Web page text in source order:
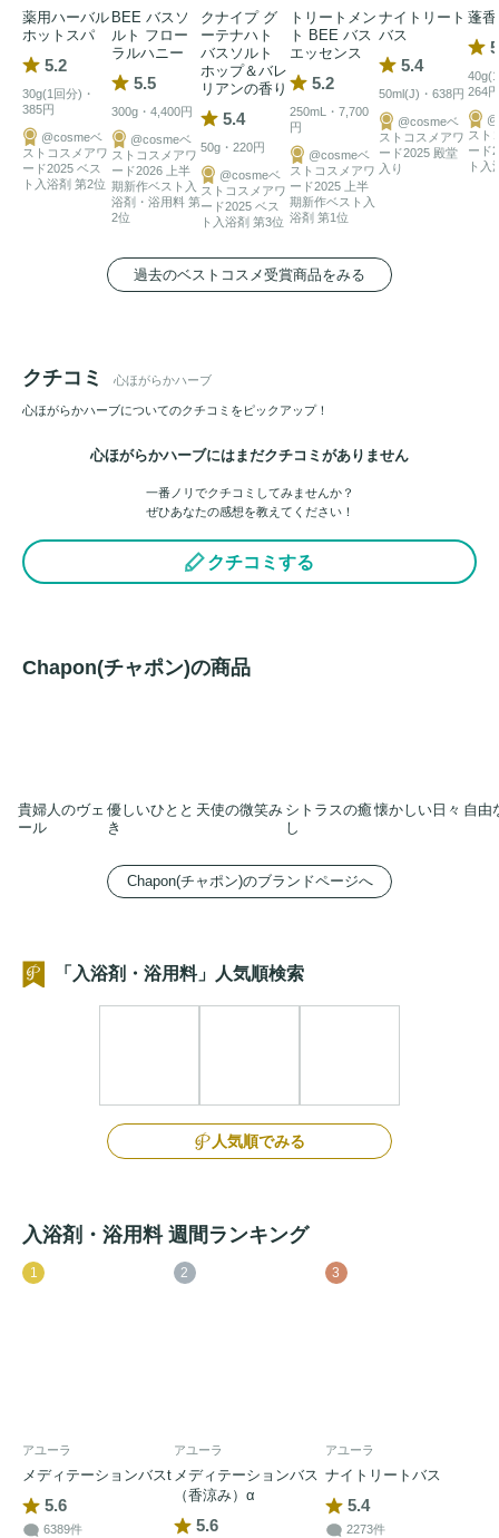
薬用ハーバル
ホットスパ
5.2
30g(1回分)・
385円
@cosmeベ
ストコスメアワ
ード2025 ベス
ト入浴剤 第2位
BEE バスソ
ルト フロー
ラルハニー
5.5
300g・4,400円
@cosmeベ
ストコスメアワ
ード2026 上半
期新作ベスト入
浴剤・浴用料 第
2位
クナイプ グ
ーテナハト
バスソルト
ホップ＆バレ
リアンの香り
5.4
50g・220円
@cosmeベ
ストコスメアワ
ード2025 ベス
ト入浴剤 第3位
トリートメン
ト BEE バス
エッセンス
5.2
250mL・7,700
円
@cosmeベ
ストコスメアワ
ード2025 上半
期新作ベスト入
浴剤 第1位
ナイトリート
バス
5.4
50ml(J)・638円
@cosmeベ
ストコスメアワ
ード2025 殿堂
入り
蓬
264円
スト
ード
ト入
過去のベストコスメ受賞商品をみる
クチコミ 心ほがらかハーブ
心ほがらかハーブについてのクチコミをピックアップ！
心ほがらかハーブにはまだクチコミがありません
一番ノリでクチコミしてみませんか？
ぜひあなたの感想を教えてください！
クチコミする
Chapon(チャポン)の商品
貴婦人のヴェ
ール
優しいひとと
き
天使の微笑み シトラスの癒
し
懐かしい日々 自由
Chapon(チャポン)のブランドページへ
「入浴剤・浴用料」人気順検索
人気順でみる
入浴剤・浴用料 週間ランキング
1
アユーラ
メディテーションバスt
5.6
6389件
2
アユーラ
メディテーションバス
（香涼み）α
5.6
3
アユーラ
ナイトリートバス
5.4
2273件